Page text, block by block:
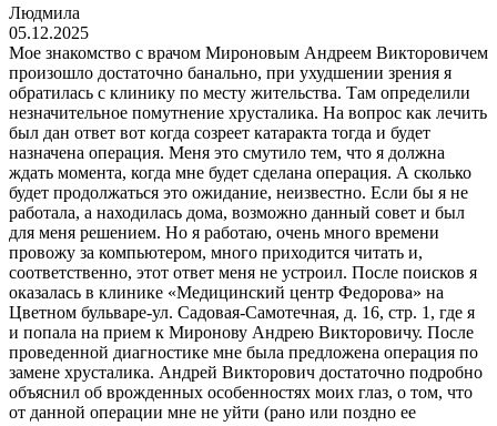
Людмила
05.12.2025
Мое знакомство с врачом Мироновым Андреем Викторовичем
произошло достаточно банально, при ухудшении зрения я
обратилась с клинику по месту жительства. Там определили
незначительное помутнение хрусталика. На вопрос как лечить
был дан ответ вот когда созреет катаракта тогда и будет
назначена операция. Меня это смутило тем, что я должна
ждать момента, когда мне будет сделана операция. А сколько
будет продолжаться это ожидание, неизвестно. Если бы я не
работала, а находилась дома, возможно данный совет и был
для меня решением. Но я работаю, очень много времени
провожу за компьютером, много приходится читать и,
соответственно, этот ответ меня не устроил. После поисков я
оказалась в клинике «Медицинский центр Федорова» на
Цветном бульваре-ул. Садовая-Самотечная, д. 16, стр. 1, где я
и попала на прием к Миронову Андрею Викторовичу. После
проведенной диагностике мне была предложена операция по
замене хрусталика. Андрей Викторович достаточно подробно
объяснил об врожденных особенностях моих глаз, о том, что
от данной операции мне не уйти (рано или поздно ее